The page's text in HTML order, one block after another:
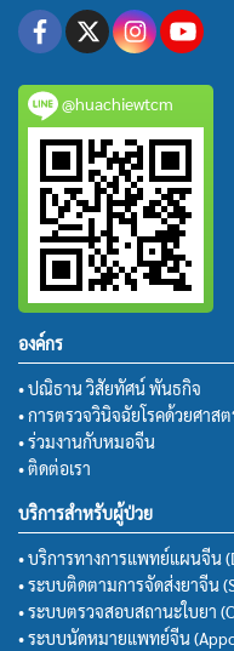
@huachiewtcm
องค์กร
• ปณิธาน วิสัยทัศน์ พันธกิจ
• การตรวจวินิจฉัยโรคด้วยศา
• ร่วมงานกับหมอจีน
• ติดต่อเรา
บริการสำหรับผู้ป่วย
• บริการทางการแพทย์แผนจีน
• ระบบติดตามการจัดส่งยาจีน
• ระบบตรวจสอบสถานะใบยา
• ระบบนัดหมายแพทย์จีน